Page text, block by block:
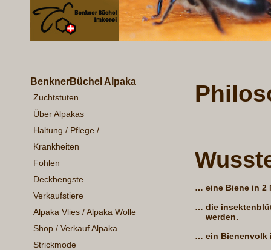
BenknerBüchel Alpaka
Zuchtstuten
Über Alpakas
Haltung / Pflege /
Krankheiten
Fohlen
Deckhengste
Verkaufstiere
Alpaka Vlies / Alpaka Wolle
Shop / Verkauf Alpaka
Strickmode
… eine Biene in 2
… die
werden.
… ein Bienenvolk